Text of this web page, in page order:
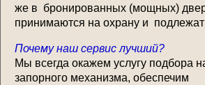
же в бронированных (мощных)
принимаются на охрану и
Почему наш сервис лучший?
Мы всегда окажем услугу подбора
запорного механизма, обеспечим